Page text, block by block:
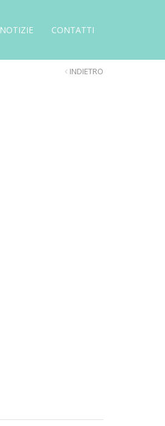
NOTIZIE CONTATTI
INDIETRO